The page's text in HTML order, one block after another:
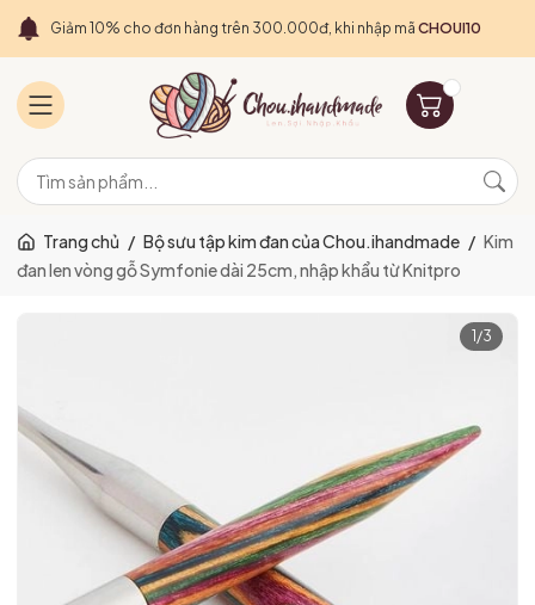
Giảm 10% cho đơn hàng trên 300.000đ, khi nhập mã CHOUI10
Trang chủ / Bộ sưu tập kim đan của Chou.ihandmade / Kim
đan len vòng gỗ Symfonie dài 25cm, nhập khẩu từ Knitpro
1 /3